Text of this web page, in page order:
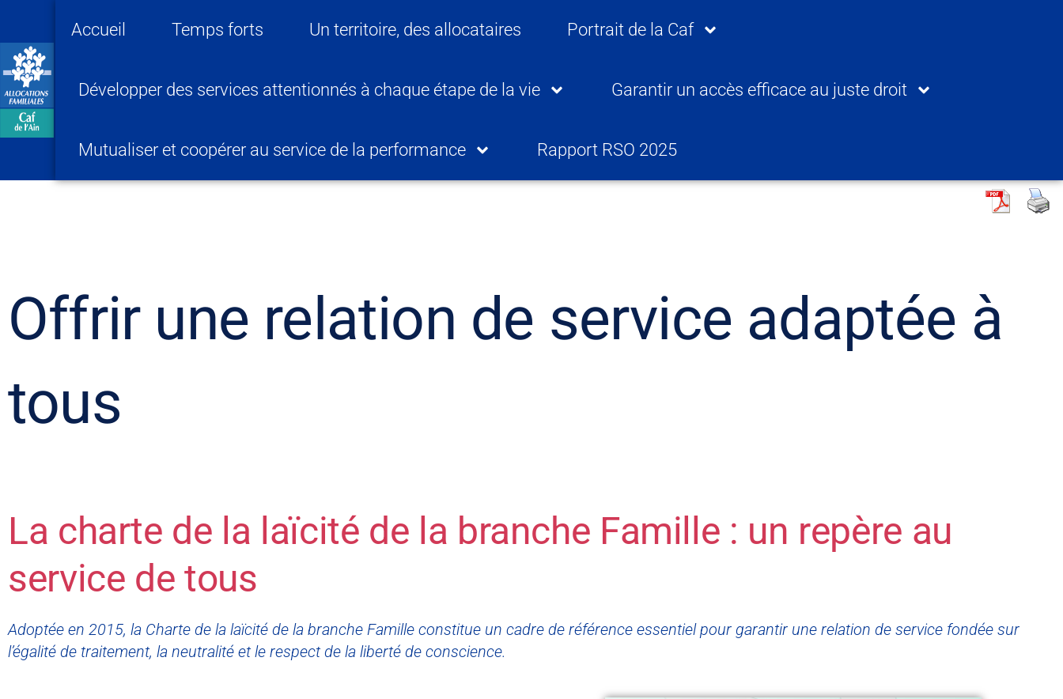
Accueil Temps forts Un territoire, des allocataires Portrait de la Caf
Développer des services attentionnés à chaque étape de la vie Garantir un accès efficace au juste droit
Mutualiser et coopérer au service de la performance Rapport RSO 2025
Offrir une relation de service adaptée à
tous
La charte de la laïcité de la branche Famille : un repère au
service de tous
Adoptée en 2015, la Charte de la laïcité de la branche Famille constitue un cadre de référence essentiel pour garantir une relation de service fondée sur
l’égalité de traitement, la neutralité et le respect de la liberté de conscience.